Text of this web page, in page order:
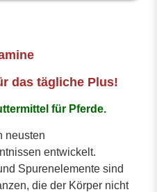
das tägliche Plus!
für Pferde.
neusten
entwickelt.
Spurenelemente sind
die der Körper nicht